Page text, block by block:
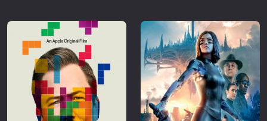
Επιβίωσης
Επιστημονικής Φαντασίας
Ερωτικές
Ευρωπαικός Κινηματογράφος